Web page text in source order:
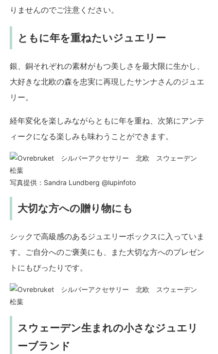
りませんのでご注意ください。
ともに年を重ねたいジュエリー
銀、銅それぞれの素材がもつ美しさを最大限に生かし、
大好きな北欧の森を忠実に再現したサンナさんのジュエ
リー。
経年変化を楽しみながらともに年を重ね、次第にアンテ
ィークになる楽しみも味わうことができます。
写真提供：Sandra Lundberg @lupinfoto
大切な方への贈り物にも
シックで高級感のあるジュエリーボックスに入っていま
す。ご自分へのご褒美にも、また大切な方へのプレゼン
トにもぴったりです。
スウェーデン生まれの小さなジュエリ
ーブランド